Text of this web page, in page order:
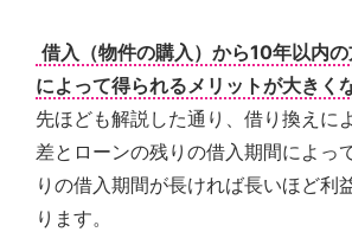
借入（物件の購入）から10年以内の
によって得られるメリットが大きく
先ほども解説した通り、借り換えに
差とローンの残りの借入期間によっ
りの借入期間が長ければ長いほど利
ります。